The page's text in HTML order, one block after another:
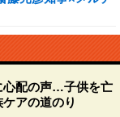
心配の声…子供を亡
アの道のり